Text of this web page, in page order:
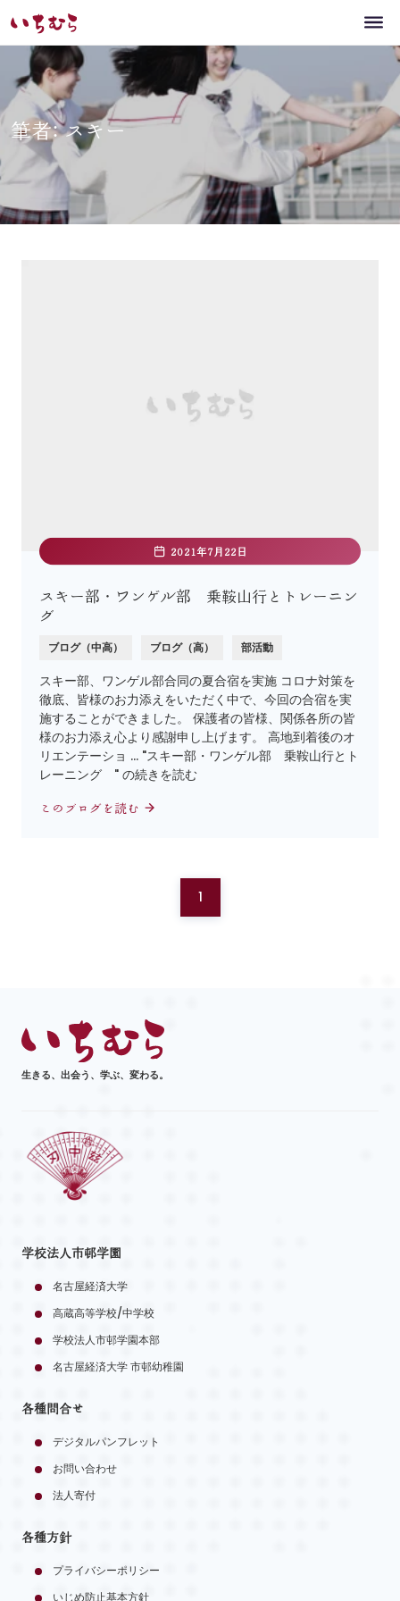
筆者: スキー
2021年7月22日
スキー部・ワンゲル部 乗鞍山行とトレーニン
グ
ブログ（中高） ブログ（高） 部活動
スキー部、ワンゲル部合同の夏合宿を実施 コロナ対策を
徹底、皆様のお力添えをいただく中で、今回の合宿を実
施することができました。 保護者の皆様、関係各所の皆
様のお力添え心より感謝申し上げます。 高地到着後のオ
リエンテーショ … "スキー部・ワンゲル部 乗鞍山行とト
レーニング " の続きを読む
このブログを読む
1
生きる、出会う、学ぶ、変わる。
学校法人市邨学園
名古屋経済大学
高蔵高等学校/中学校
学校法人市邨学園本部
名古屋経済大学 市邨幼稚園
各種問合せ
デジタルパンフレット
お問い合わせ
法人寄付
各種方針
プライバシーポリシー
いじめ防止基本方針